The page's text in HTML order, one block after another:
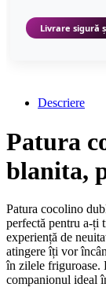
Livrare sigură
Descriere
Patura
blanita,
Patura cocolino
perfectă pentru a-ți
experiență de
atingere îți vor
în zilele friguroase.
companionul ideal